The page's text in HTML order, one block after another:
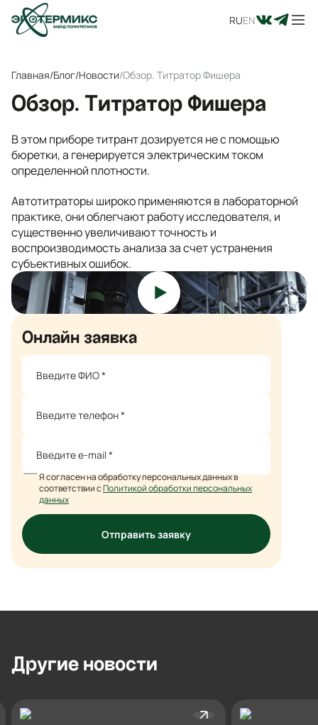
RUEN
Главная/Блог/Новости/Обзор. Титратор Фишера ️
Обзор. Титратор Фишера ️
В этом приборе титрант дозируется не с помощью
бюретки, а генерируется электрическим током
определенной плотности.
Автотитраторы широко применяются в лабораторной
практике, они облегчают работу исследователя, и
существенно увеличивают точность и
воспроизводимость анализа за счет устранения
субъективных ошибок.
Онлайн заявка
Я согласен на обработку персональных данных в
соответствии сПолитикой обработки персональных
данных
Отправить заявку
Другие новости